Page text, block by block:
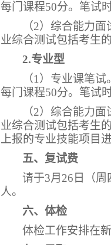
每门课程50分。笔试
（2）综合能力面
业综合测试包括考生
2.专业型
（1）专业课笔试
每门课程50分。笔试
（2）综合能力面
业综合测试包括考生
上报的专业技能项目
五、复试费
请于3月26日（周
人。
六、体检
体检工作安排在